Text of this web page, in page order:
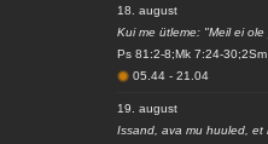
18. august
Kui me ütleme: "Meil ei
Ps 81:2-8;Mk 7:24-
05.44-21.04
19. august
Issand, ava mu huuled, et